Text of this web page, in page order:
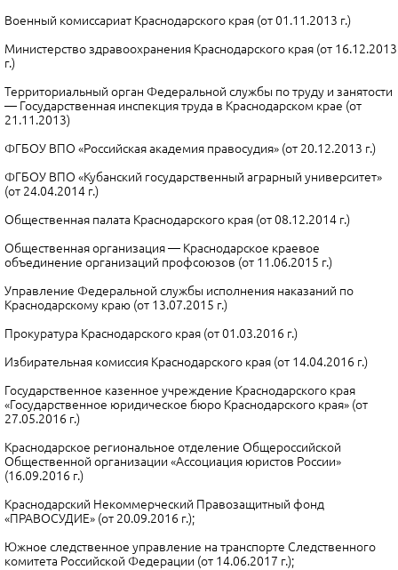
Военный комиссариат Краснодарского края (от 01.11.2013 г.)
Министерство здравоохранения Краснодарского края (от 16.12.2013
г.)
Территориальный орган Федеральной службы по труду и занятости
— Государственная инспекция труда в Краснодарском крае (от
21.11.2013)
ФГБОУ ВПО «Российская академия правосудия» (от 20.12.2013 г.)
ФГБОУ ВПО «Кубанский государственный аграрный университет»
(от 24.04.2014 г.)
Общественная палата Краснодарского края (от 08.12.2014 г.)
Общественная организация — Краснодарское краевое
объединение организаций профсоюзов (от 11.06.2015 г.)
Управление Федеральной службы исполнения наказаний по
Краснодарскому краю (от 13.07.2015 г.)
Прокуратура Краснодарского края (от 01.03.2016 г.)
Избирательная комиссия Краснодарского края (от 14.04.2016 г.)
Государственное казенное учреждение Краснодарского края
«Государственное юридическое бюро Краснодарского края» (от
27.05.2016 г.)
Краснодарское региональное отделение Общероссийской
Общественной организации «Ассоциация юристов России»
(16.09.2016 г.)
Краснодарский Некоммерческий Правозащитный фонд
«ПРАВОСУДИЕ» (от 20.09.2016 г.);
Южное следственное управление на транспорте Следственного
комитета Российской Федерации (от 14.06.2017 г.);